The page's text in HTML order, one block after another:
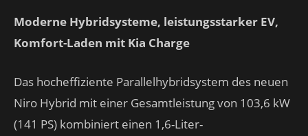
Moderne Hybridsysteme, leistungsstarker EV,
Komfort-Laden mit Kia Charge
Das hocheffiziente Parallelhybridsystem des neuen
Niro Hybrid mit einer Gesamtleistung von 103,6 kW
(141 PS) kombiniert einen 1,6-Liter-